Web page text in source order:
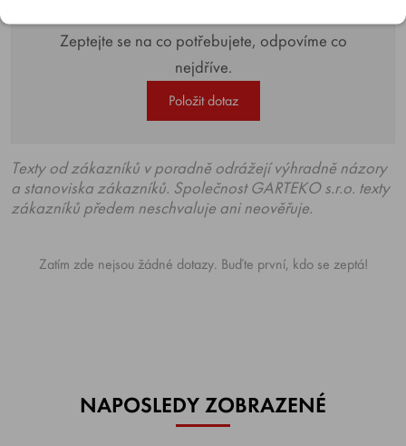
Zeptejte se na co potřebujete, odpovíme co
nejdříve.
Položit dotaz
Texty od zákazníků v poradně odrážejí výhradně názory
a stanoviska zákazníků. Společnost GARTEKO s.r.o. texty
zákazníků předem neschvaluje ani neověřuje.
Zatím zde nejsou žádné dotazy. Buďte první, kdo se zeptá!
NAPOSLEDY ZOBRAZENÉ